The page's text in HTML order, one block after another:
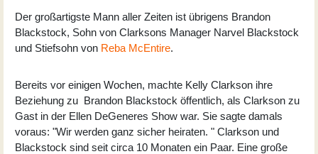
Der großartigste Mann aller Zeiten ist übrigens Brandon
Blackstock, Sohn von Clarksons Manager Narvel Blackstock
und Stiefsohn von Reba McEntire.
Bereits vor einigen Wochen, machte Kelly Clarkson ihre
Beziehung zu Brandon Blackstock öffentlich, als Clarkson zu
Gast in der Ellen DeGeneres Show war. Sie sagte damals
voraus: "Wir werden ganz sicher heiraten. " Clarkson und
Blackstock sind seit circa 10 Monaten ein Paar. Eine große